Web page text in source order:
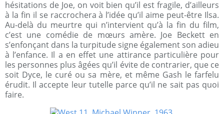
hésitations de Joe, on voit bien qu’il est fragile, d’ailleurs
à la fin il se raccrochera à l’idée qu’il aime peut-être Ilsa.
Au-delà du meurtre qui n’intervient qu’à la fin du film,
c’est une comédie de mœurs amère. Joe Beckett en
s’enfonçant dans la turpitude signe également son adieu
à l’enfance. Il a en effet une attirance particulière pour
les personnes plus âgées qu’il évite de contrarier, que ce
soit Dyce, le curé ou sa mère, et même Gash le farfelu
érudit. Il accepte leur tutelle parce qu’il ne sait pas quoi
faire.